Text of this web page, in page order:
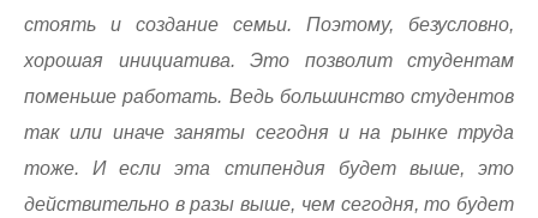
стоять и создание семьи. Поэтому, безусловно,
хорошая инициатива. Это позволит студентам
поменьше работать. Ведь большинство студентов
так или иначе заняты сегодня и на рынке труда
тоже. И если эта стипендия будет выше, это
действительно в разы выше, чем сегодня, то будет